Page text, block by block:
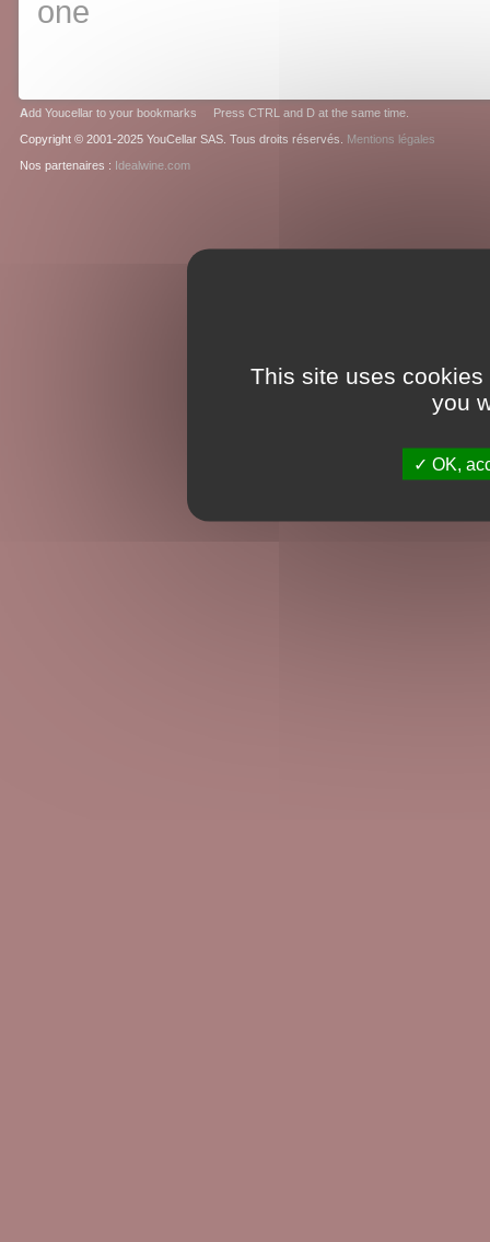
one
Add Youcellar to your bookmarks Press CTRL and D at the same time.
Copyright © 2001-2025 YouCellar SAS. Tous droits réservés. Mentions légales
Nos partenaires : Idealwine.com
This site uses
you
OK,